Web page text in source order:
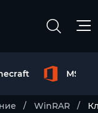
MS
WinRAR